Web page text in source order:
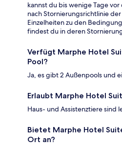
kannst du bis wenige Tage
nach Stornierungsrichtlinie
Einzelheiten zu den
findest du in deren
Verfügt Marphe Hotel
Pool?
Ja, es gibt 2 Außenpools und
Erlaubt Marphe Hotel
Haus- und Assistenztiere sind
Bietet Marphe Hotel
Ort an?